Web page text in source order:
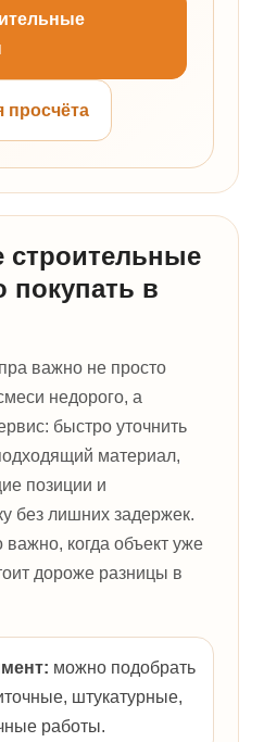
просчёта
строительные
покупать в
важно не просто
недорого, а
быстро уточнить
материал,
позиции и
без лишних задержек.
когда объект уже
дороже разницы в
можно подобрать
штукатурные,
работы.